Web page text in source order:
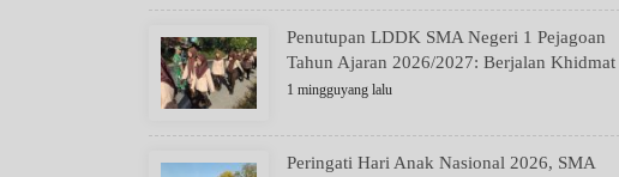
Penutupan LDDK SMA Negeri 1 Pejagoan
Tahun Ajaran 2026/2027: Berjalan Khidmat
1 mingguyang lalu
Peringati Hari Anak Nasional 2026, SMA